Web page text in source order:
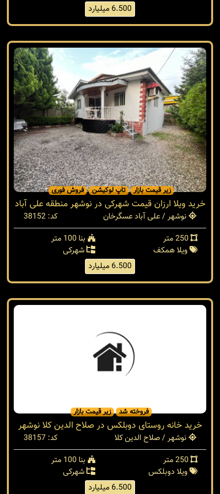
6.500 میلیارد
زیر قیمت بازار تاپ لوکیشن فروش فوری
خرید ویلا ارزان قیمت شهرکی در نوشهر منطقه علی آباد
نوشهر / علی آباد عسگرخان
کد: 38152
بنا 100 متر
ویلا همکف
شهرکی
6.500 میلیارد
فروخته شد زیر قیمت بازار
خرید خانه روستای دوبلکس در صلاح الدین کلا نوشهر
نوشهر / صلاح الدین کلا